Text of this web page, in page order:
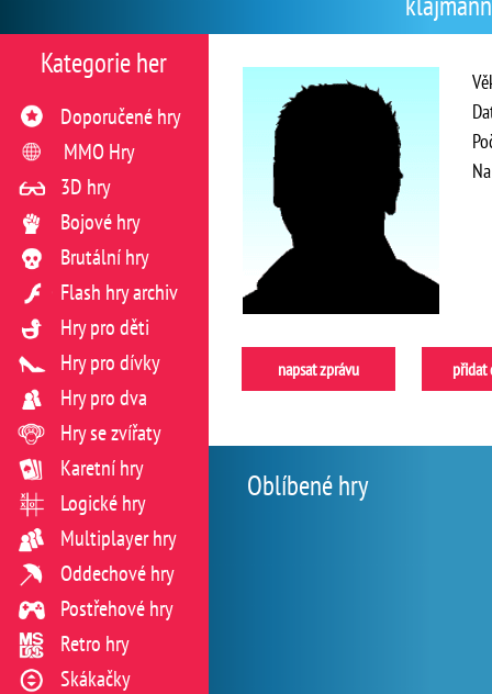
napsat zprávu přidat
Oblíbené hry
Kategorie her
Doporučené hry
MMO Hry
3D hry
Bojové hry
Brutální hry
Flash hry archiv
Hry pro děti
Hry pro dívky
Hry pro dva
Hry se zvířaty
Karetní hry
Logické hry
Multiplayer hry
Oddechové hry
Postřehové hry
Retro hry
Skákačky